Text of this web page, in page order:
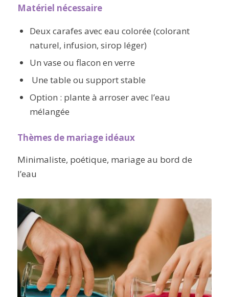
Matériel nécessaire
Deux carafes avec eau colorée (colorant
naturel, infusion, sirop léger)
Un vase ou flacon en verre
Une table ou support stable
Option : plante à arroser avec l’eau
mélangée
Thèmes de mariage idéaux
Minimaliste, poétique, mariage au bord de
l’eau